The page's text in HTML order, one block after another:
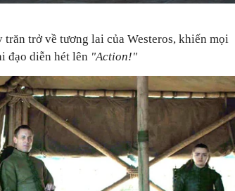
trở về tương lai của Westeros, khiến mọi
đạo diễn hét lên "Action!"